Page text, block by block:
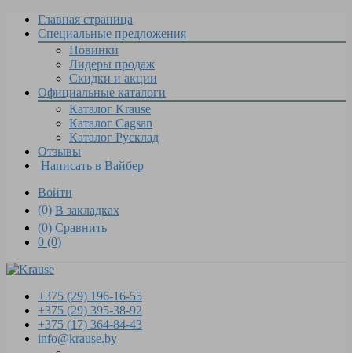
Главная страница
Специальные предложения
Новинки
Лидеры продаж
Скидки и акции
Официальные каталоги
Каталог Krause
Каталог Cagsan
Каталог Русклад
Отзывы
Написать в Вайбер
Войти
(0) В закладках
(0) Сравнить
0 (0)
+375 (29) 196-16-55
+375 (29) 395-38-92
+375 (17) 364-84-43
info@krause.by